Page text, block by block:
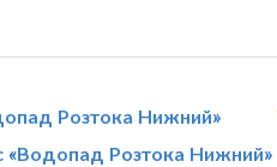
Розтока Нижний»
«Водопад Розтока Нижний»